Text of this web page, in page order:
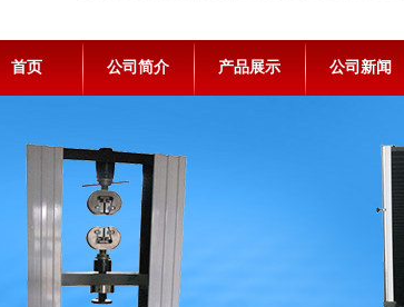
首页 公司简介 产品展示 公司新闻